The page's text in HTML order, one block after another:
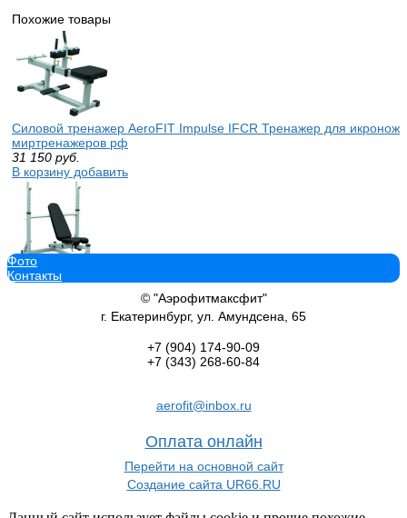
Похожие товары
Силовой тренажер AeroFIT Impulse IFCR Тренажер для
миртренажеров рф
31 150 руб.
В корзину добавить
Силовой тренажер AeroFIT Impulse IFOB Олимпийская,
В корзину добавить
Фото
Контакты
© "Аэрофитмаксфит"
г. Екатеринбург, ул. Амундсена, 65
+7 (904) 174-90-09
+7 (343) 268-60-84
aerofit@inbox.ru
Оплата онлайн
Перейти на основной сайт
Создание сайта UR66.RU